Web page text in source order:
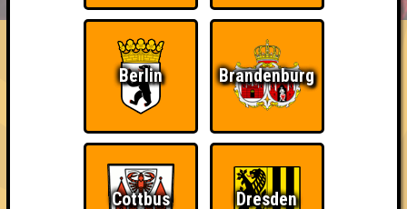
FAQ ÜBER UNS
BINGO BINGO 2026
Benefiz Bingoabend für die Elternhilfe krebskranker Kinder ·
Angemeldete Teams
Berlin Brandenburg
Cottbus Dresden